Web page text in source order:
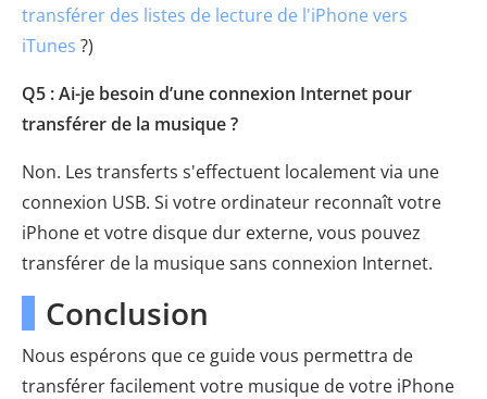
transférer des listes de lecture de l'iPhone vers
iTunes ?)
Q5 : Ai-je besoin d’une connexion Internet pour
transférer de la musique ?
Non. Les transferts s'effectuent localement via une
connexion USB. Si votre ordinateur reconnaît votre
iPhone et votre disque dur externe, vous pouvez
transférer de la musique sans connexion Internet.
Conclusion
Nous espérons que ce guide vous permettra de
transférer facilement votre musique de votre iPhone